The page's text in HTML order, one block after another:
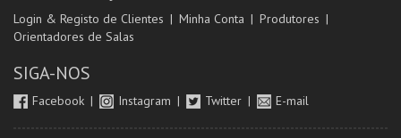
Login & Registo de Clientes Minha Conta
Produtores
Orientadores de Salas
SIGA-NOS
Facebook Instagram Twitter E-mail